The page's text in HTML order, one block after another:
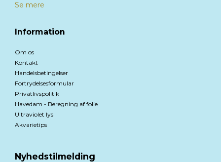
Se mere
Information
Om os
Kontakt
Handelsbetingelser
Fortrydelsesformular
Privatlivspolitik
Havedam - Beregning af folie
Ultraviolet lys
Akvarietips
Nyhedstilmelding